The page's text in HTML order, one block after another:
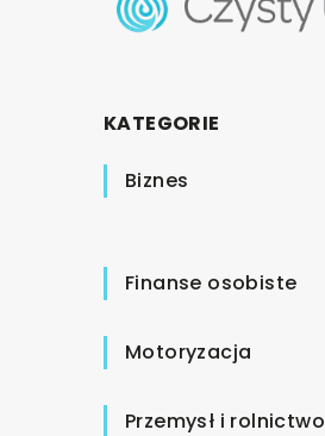
KATEGORIE
Biznes
Finanse osobiste
Motoryzacja
Przemysł i rolnictwo